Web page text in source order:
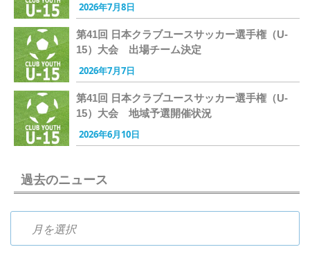
2026年7月8日
第41回 日本クラブユースサッカー選手権（U-
15）大会 出場チーム決定
2026年7月7日
第41回 日本クラブユースサッカー選手権（U-
15）大会 地域予選開催状況
2026年6月10日
過去のニュース